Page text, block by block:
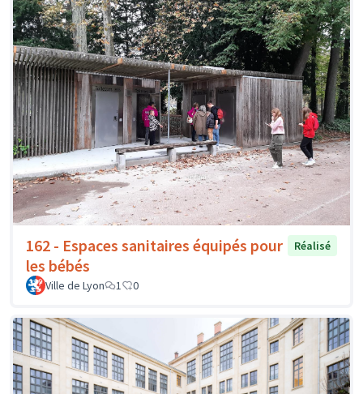
162 - Espaces sanitaires équipés pour
les bébés
Réalisé
Ville de Lyon 1 0